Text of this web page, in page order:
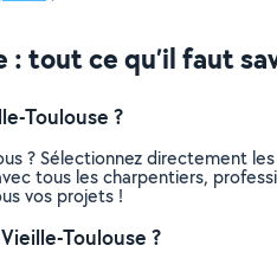
: tout ce qu’il faut
Toulouse ?
? Sélectionnez directement
tous les charpentiers,
vos projets !
Toulouse ?